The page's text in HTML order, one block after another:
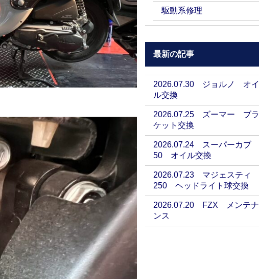
駆動系修理
最新の記事
2026.07.30 ジョルノ オイ
ル交換
2026.07.25 ズーマー ブラ
ケット交換
2026.07.24 スーパーカブ
50 オイル交換
2026.07.23 マジェスティ
250 ヘッドライト球交換
2026.07.20 FZX メンテナ
ンス